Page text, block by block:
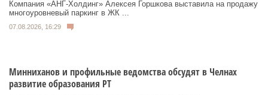
Компания «АНГ-Холдинг» Алексея Горшкова выставила на продажу
многоуровневый паркинг в ЖК ...
07.08.2026, 16:29
Минниханов и профильные ведомства обсудят в Челнах
развитие образования РТ